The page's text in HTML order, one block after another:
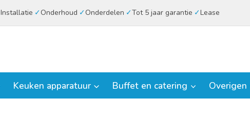
Installatie Onderhoud Onderdelen Tot 5 jaar garantie Lease
Keuken apparatuur Buffet en catering Overigen